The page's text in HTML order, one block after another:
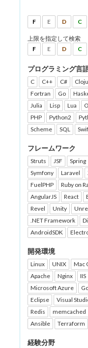
F E D C
上限を指定して検索
F
E D C
プログラミング言
C C++ C#
Fortran
Go
Julia
Lisp Lua
PHP
Python2
Scheme
SQL
フレームワーク
Struts JSF Spring
Symfony
Laravel
FuelPHP
Ruby on
AngularJS
React
Revel
Unity
.NET Framework
AndroidSDK
開発環境
Linux UNIX Mac
Apache
Nginx IIS
Microsoft Azure
Eclipse
Visual
Redis
memcached
Ansible
Terraform
経験分野